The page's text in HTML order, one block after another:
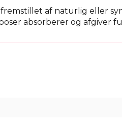
fremstillet af naturlig eller
absorberer og afgiver
med naturlige